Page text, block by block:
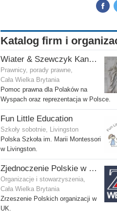
Katalog firm i
Wiater & Szewczyk Kancelaria Adwokacka
Prawnicy, porady prawne,
Cała Wielka Brytania
Pomoc prawna dla Polaków na
Wyspach oraz reprezentacja w Polsce.
Fun Little Education
Szkoły sobotnie, Livingston
Polska Szkoła im. Marii Montessori
w Livingston.
Zjednoczenie Polskie w Wielkiej Brytanii
Organizacje i stowarzyszenia,
Cała Wielka Brytania
Zrzeszenie Polskich organizacji w
UK.